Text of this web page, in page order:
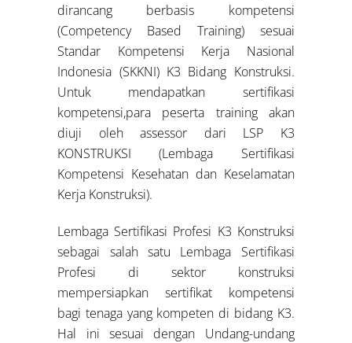
dirancang berbasis kompetensi
(Competency Based Training) sesuai
Standar Kompetensi Kerja Nasional
Indonesia (SKKNI) K3 Bidang Konstruksi.
Untuk mendapatkan sertifikasi
kompetensi,para peserta training akan
diuji oleh assessor dari LSP K3
KONSTRUKSI (Lembaga Sertifikasi
Kompetensi Kesehatan dan Keselamatan
Kerja Konstruksi).
Lembaga Sertifikasi Profesi K3 Konstruksi
sebagai salah satu Lembaga Sertifikasi
Profesi di sektor konstruksi
mempersiapkan sertifikat kompetensi
bagi tenaga yang kompeten di bidang K3.
Hal ini sesuai dengan Undang-undang